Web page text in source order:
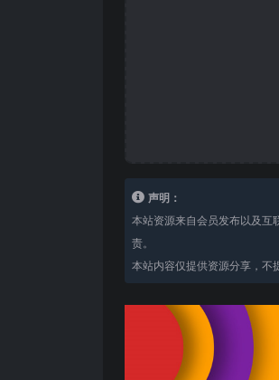
声明：
本站资源来自会员发布以及互
责。
本站内容仅提供资源分享，不